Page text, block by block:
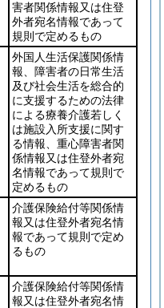
害者関係情報又は住登
外者宛名情報であって
規則で定めるもの
外国人生活保護関係情
報、障害者の日常生活
及び社会生活を総合的
に支援するための法律
による療養介護若しく
は施設入所支援に関す
る情報、重心障害者関
係情報又は住登外者宛
名情報であって規則で
定めるもの
介護保険給付等関係情
報又は住登外者宛名情
報であって規則で定め
るもの
介護保険給付等関係情
報又は住登外者宛名情